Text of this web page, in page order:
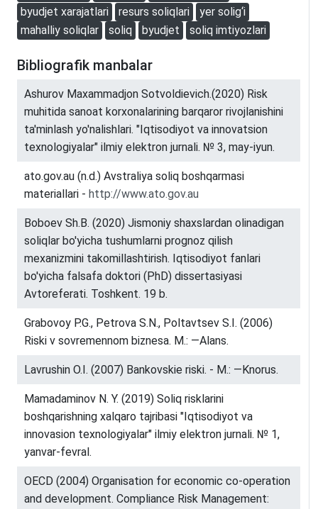
byudjet xarajatlari
resurs soliqlari
yer solig‘i
mahalliy soliqlar
soliq byudjet soliq imtiyozlari
Bibliografik manbalar
Ashurov Maxammadjon Sotvoldievich.(2020) Risk
muhitida sanoat korxonalarining barqaror rivojlanishini
ta'minlash yo'nalishlari. "Iqtisodiyot va innovatsion
texnologiyalar" ilmiy elektron jurnali. № 3, may-iyun.
ato.gov.au (n.d.) Avstraliya soliq boshqarmasi
materiallari - http://www.ato.gov.au
Boboev Sh.B. (2020) Jismoniy shaxslardan olinadigan
soliqlar bo'yicha tushumlarni prognoz qilish
mexanizmini takomillashtirish. Iqtisodiyot fanlari
bo'yicha falsafa doktori (PhD) dissertasiyasi
Avtoreferati. Toshkent. 19 b.
Grabovoy P.G., Petrova S.N., Poltavtsev S.I. (2006)
Riski v sovremennom biznesa. M.: ―Alans.
Lavrushin O.I. (2007) Bankovskie riski. - M.: ―Knorus.
Mamadaminov N. Y. (2019) Soliq risklarini
boshqarishning xalqaro tajribasi "Iqtisodiyot va
innovasion texnologiyalar" ilmiy elektron jurnali. № 1,
yanvar-fevral.
OECD (2004) Organisation for economic co-operation
and development. Compliance Risk Management: